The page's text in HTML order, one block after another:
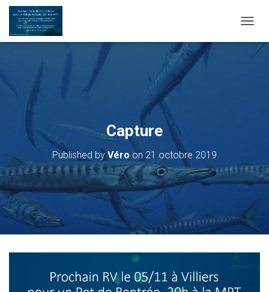
Capture
Published byVéro on 21 octobre 2019